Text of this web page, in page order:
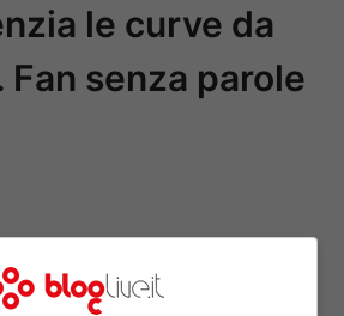
le curve da
senza parole